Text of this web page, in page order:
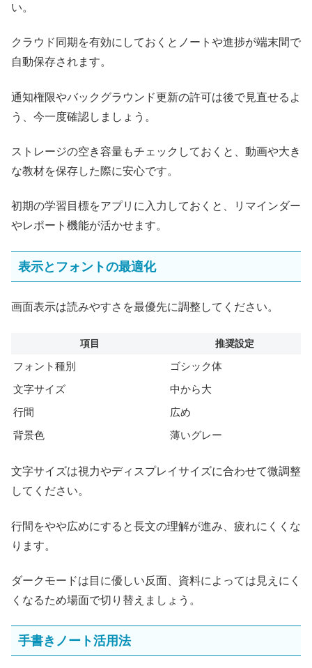
い。
クラウド同期を有効にしておくとノートや進捗が端末間で
自動保存されます。
通知権限やバックグラウンド更新の許可は後で見直せるよ
う、今一度確認しましょう。
ストレージの空き容量もチェックしておくと、動画や大き
な教材を保存した際に安心です。
初期の学習目標をアプリに入力しておくと、リマインダー
やレポート機能が活かせます。
表示とフォントの最適化
画面表示は読みやすさを最優先に調整してください。
項目 推奨設定
フォント種別
ゴシック体
文字サイズ
中から大
行間
広め
背景色
薄いグレー
文字サイズは視力やディスプレイサイズに合わせて微調整
してください。
行間をやや広めにすると長文の理解が進み、疲れにくくな
ります。
ダークモードは目に優しい反面、資料によっては見えにく
くなるため場面で切り替えましょう。
手書きノート活用法